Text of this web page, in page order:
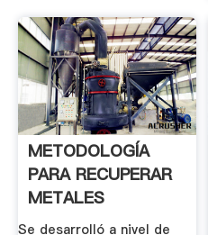
METODOLOGÍA
PARA RECUPERAR
METALES
PRECIOSOS: .
Se desarrolló a nivel de